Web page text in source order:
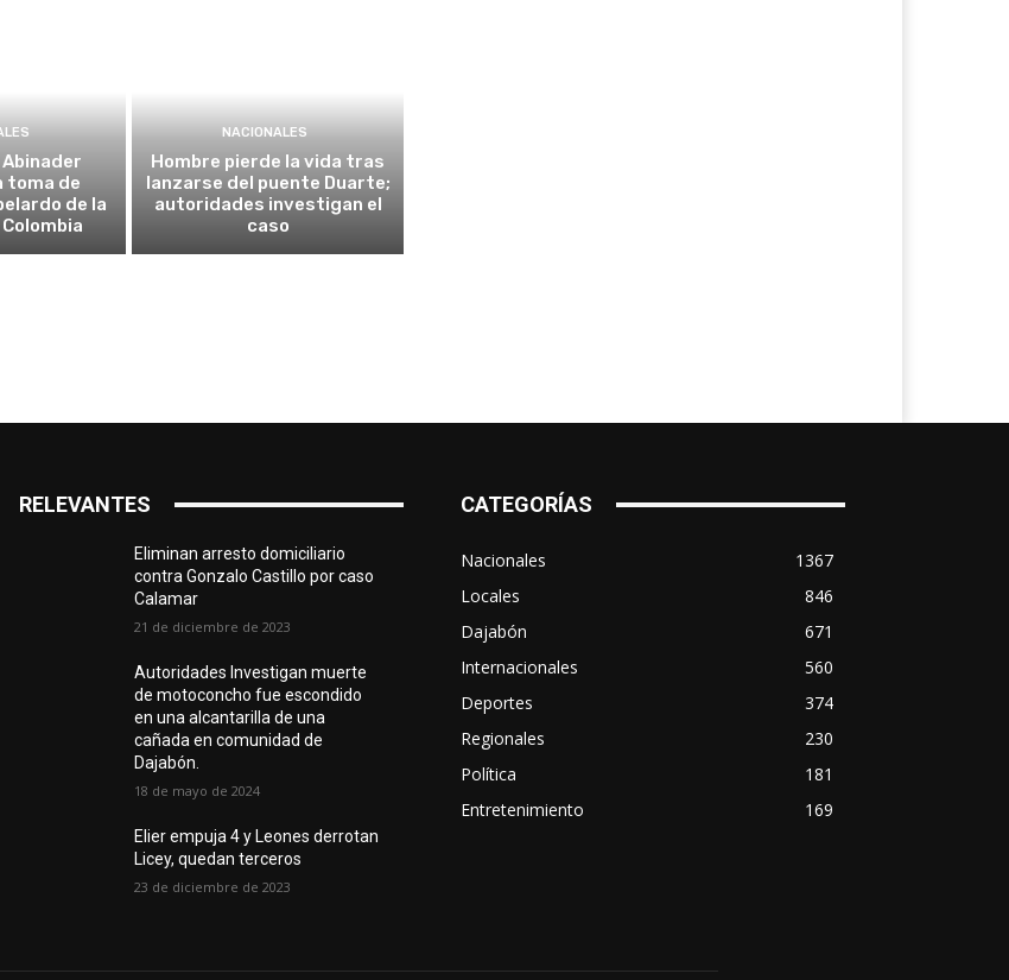
toma de
de la
NACIONALES
Hombre pierde la vida tras
lanzarse del puente Duarte;
autoridades investigan el
caso
RELEVANTES
Eliminan arresto domiciliario
contra Gonzalo Castillo por caso
Calamar
21 de diciembre de 2023
Autoridades Investigan muerte
de motoconcho fue escondido
en una alcantarilla de una
cañada en comunidad de
Dajabón.
18 de mayo de 2024
Elier empuja 4 y Leones derrotan
Licey, quedan terceros
23 de diciembre de 2023
CATEGORÍAS
Nacionales
1367
Locales
846
Dajabón
671
Internacionales
560
Deportes
374
Regionales
230
Política
181
Entretenimiento
169